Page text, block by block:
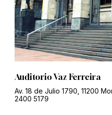
Auditorio Vaz Ferreira
Av. 18 de Julio 1790, 11200
2400 5179